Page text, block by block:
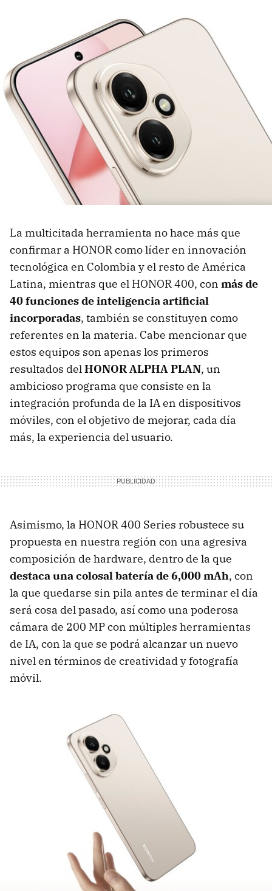
La multicitada herramienta no hace más que
confirmar a HONOR como líder en innovación
tecnológica en Colombia y el resto de América
Latina, mientras que el HONOR 400, con más de
40 funciones de inteligencia artificial
incorporadas, también se constituyen como
referentes en la materia. Cabe mencionar que
estos equipos son apenas los primeros
resultados del HONOR ALPHA PLAN, un
ambicioso programa que consiste en la
integración profunda de la IA en dispositivos
móviles, con el objetivo de mejorar, cada día
más, la experiencia del usuario.
Asimismo, la HONOR 400 Series robustece su
propuesta en nuestra región con una agresiva
composición de hardware, dentro de la que
destaca una colosal batería de 6,000 mAh, con
la que quedarse sin pila antes de terminar el día
será cosa del pasado, así como una poderosa
cámara de 200 MP con múltiples herramientas
de IA, con la que se podrá alcanzar un nuevo
nivel en términos de creatividad y fotografía
móvil.